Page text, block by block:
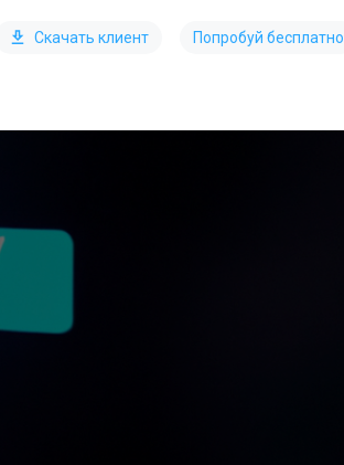
Скачать клиент Попробуй бесплатно